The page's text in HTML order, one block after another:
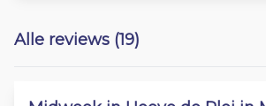
Alle reviews (19)